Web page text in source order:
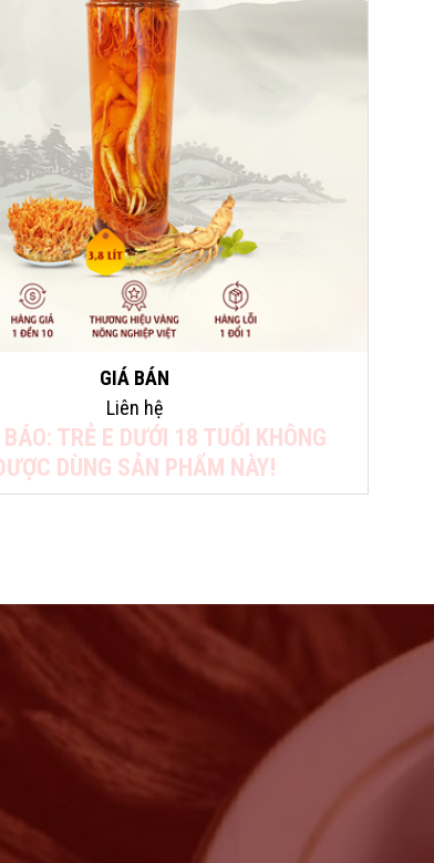
GIÁ BÁN
Liên hệ
TRẺ E DƯỚI 18 TUỔI KHÔNG
DÙNG SẢN PHẨM NÀY!